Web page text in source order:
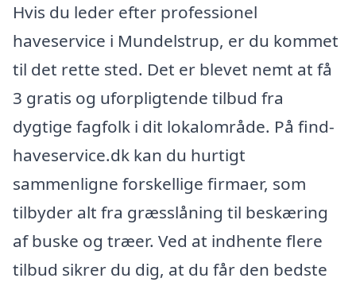
Hvis du leder efter professionel
haveservice i Mundelstrup, er du kommet
til det rette sted. Det er blevet nemt at få
3 gratis og uforpligtende tilbud fra
dygtige fagfolk i dit lokalområde. På find-
haveservice.dk kan du hurtigt
sammenligne forskellige firmaer, som
tilbyder alt fra græsslåning til beskæring
af buske og træer. Ved at indhente flere
tilbud sikrer du dig, at du får den bedste